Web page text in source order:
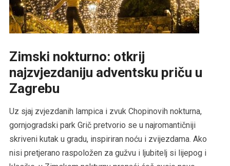
Zimski nokturno: otkrij
najzvjezdaniju adventsku priču u
Zagrebu
Uz sjaj zvjezdanih lampica i zvuk Chopinovih nokturna,
gornjogradski park Grič pretvorio se u najromantičniji
skriveni kutak u gradu, inspiriran noću i zvijezdama. Ako
nisi pretjerano raspoložen za gužvu i ljubitelj si lijepog i